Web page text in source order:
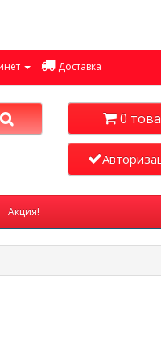
Доставка
0
Акция!